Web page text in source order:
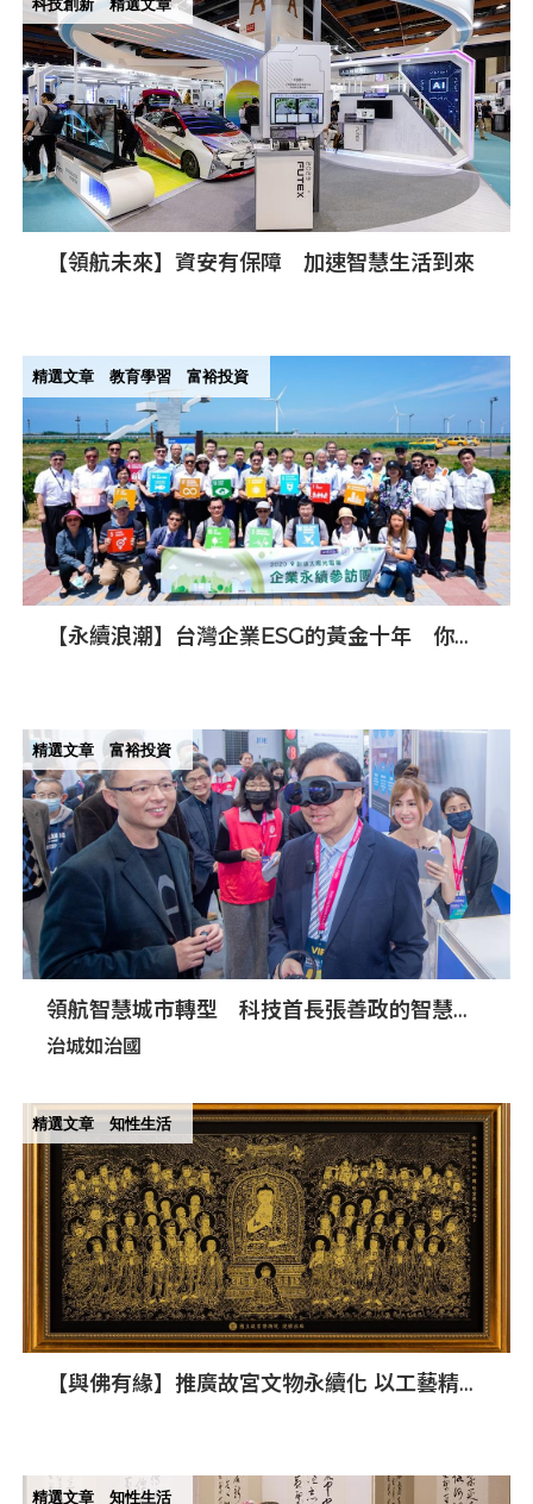
【領航未來】資安有保障 加速智慧生活到來
精選文章 教育學習 富裕投資
【永續浪潮】台灣企業ESG的黃金十年 你跟
精選文章 富裕投資
領航智慧城市轉型 科技首長張善政的智慧治
理
治城如治國
精選文章 知性生活
【與佛有緣】推廣故宮文物永續化 以工藝精神
精選文章 知性生活